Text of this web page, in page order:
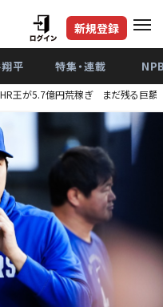
新規登録
平 特集・連載
王が5.7億円荒稼ぎ まだ残る巨額